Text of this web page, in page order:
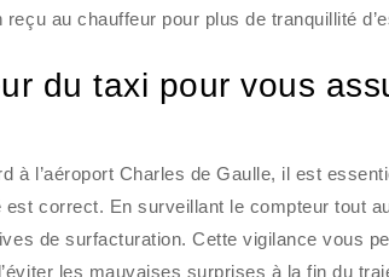
au chauffeur pour plus de tranquillité
du taxi pour vous
à l’aéroport Charles de Gaulle, il est
correct. En surveillant le compteur tout
de surfacturation. Cette vigilance vous
les mauvaises surprises à la fin du